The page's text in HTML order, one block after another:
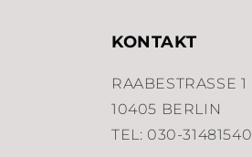
KONTAKT
RAABESTRASSE 1
10405 BERLIN
TEL: 030-31481540